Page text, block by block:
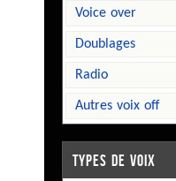
voice over
doublages
radio
autres voix off
TYPES DE VOIX